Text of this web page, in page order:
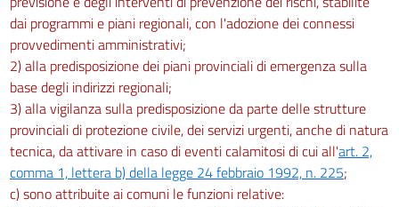
dai programmi e piani regionali, con l'adozione dei connessi
provvedimenti amministrativi;
2) alla predisposizione dei piani provinciali di emergenza sulla
base degli indirizzi regionali;
3) alla vigilanza sulla predisposizione da parte delle strutture
provinciali di protezione civile, dei servizi urgenti, anche di natura
tecnica, da attivare in caso di eventi calamitosi di cui all'art. 2,
comma 1, lettera b) della legge 24 febbraio 1992, n. 225;
c) sono attribuite ai comuni le funzioni relative: